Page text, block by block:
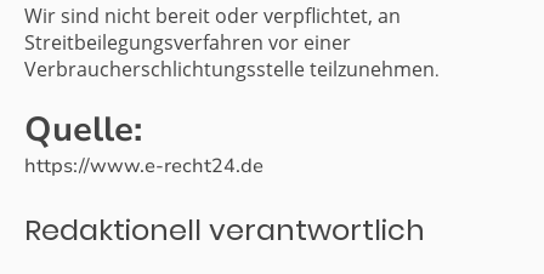
Wir sind nicht bereit oder verpflichtet, an
Streitbeilegungsverfahren vor einer
Verbraucherschlichtungsstelle teilzunehmen.
Quelle:
https://www.e-recht24.de
Redaktionell verantwortlich